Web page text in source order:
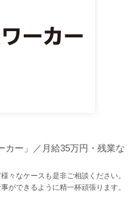
カー」／月給35万円・残業な
々なケースも是非ご相談ください。
ができるように精一杯頑張ります。